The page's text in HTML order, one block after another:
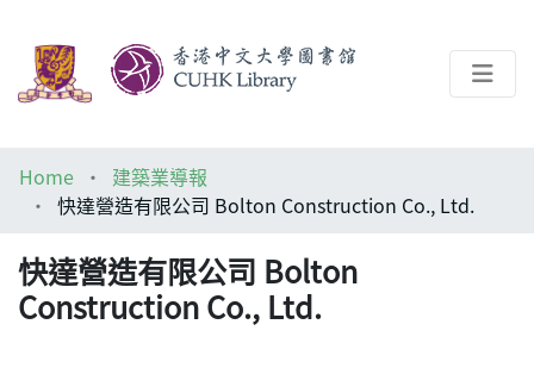
Help
Home
建築業導報
快達營造有限公司 Bolton Construction Co., Ltd.
快達營造有限公司 Bolton
Construction Co., Ltd.